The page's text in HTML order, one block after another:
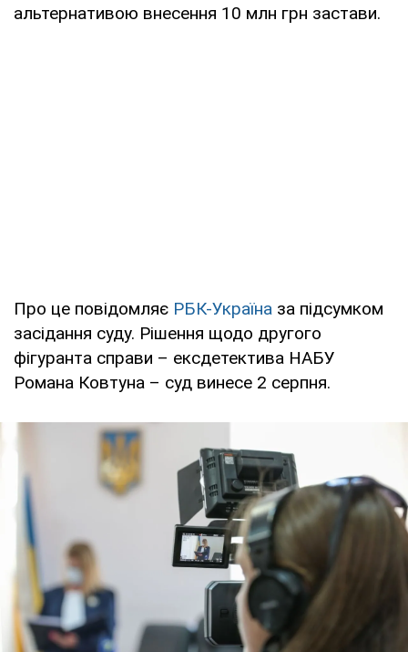
альтернативою внесення 10 млн грн застави.
Про це повідомляє РБК-Україна за підсумком
засідання суду. Рішення щодо другого
фігуранта справи – ексдетектива НАБУ
Романа Ковтуна – суд винесе 2 серпня.